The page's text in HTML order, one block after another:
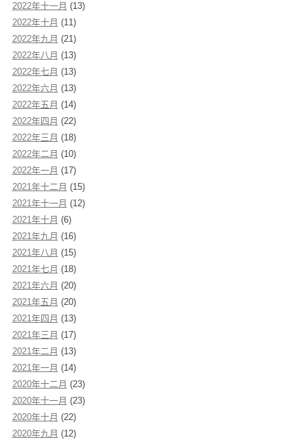
2022年十一月 (13)
2022年十月 (11)
2022年九月 (21)
2022年八月 (13)
2022年七月 (13)
2022年六月 (13)
2022年五月 (14)
2022年四月 (22)
2022年三月 (18)
2022年二月 (10)
2022年一月 (17)
2021年十二月 (15)
2021年十一月 (12)
2021年十月 (6)
2021年九月 (16)
2021年八月 (15)
2021年七月 (18)
2021年六月 (20)
2021年五月 (20)
2021年四月 (13)
2021年三月 (17)
2021年二月 (13)
2021年一月 (14)
2020年十二月 (23)
2020年十一月 (23)
2020年十月 (22)
2020年九月 (12)